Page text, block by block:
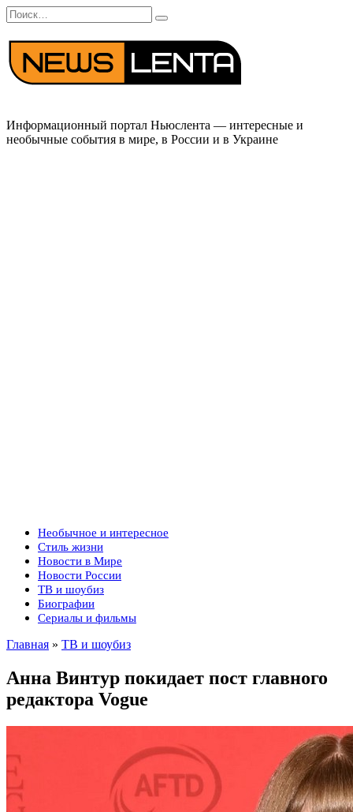
Перейти
к
содержанию
Search
for:
Информационный портал Ньюслента — интересные и
необычные события в мире, в России и в Украине
Необычное и интересное
Стиль жизни
Новости в Мире
Новости России
ТВ и шоубиз
Биографии
Сериалы и фильмы
Главная » ТВ и шоубиз
Анна Винтур покидает пост главного
редактора Vogue